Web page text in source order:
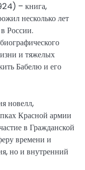
– книга,
несколько лет
России.
и тяжелых
Бабелю и его
новелл,
Красной армии
в Гражданской
времени и
но и внутренний